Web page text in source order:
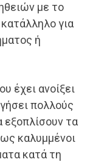
με το
για
ή
έχει ανοίξει
πολλούς
τα
καλυμμένοι
κατά τη